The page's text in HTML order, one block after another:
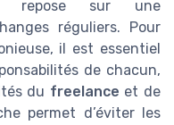
repose sur une
réguliers. Pour
il est essentiel
de chacun,
du freelance et de
permet d’éviter les